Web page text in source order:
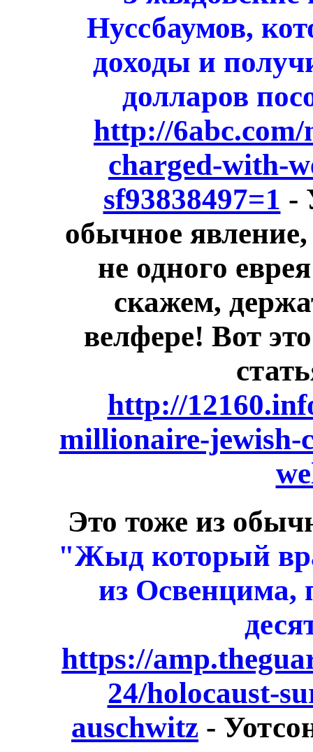
Нуссбаумов,
доходы и
долларов
http://6abc.com/
charged-with-
sf93838497=1 -
обычное
не одного
скажем,
велфере! Вот
http://
millionaire-jewish-
Это тоже из
"Жыд который
из Освенцима,
https://
24/holocaust-
auschwitz -